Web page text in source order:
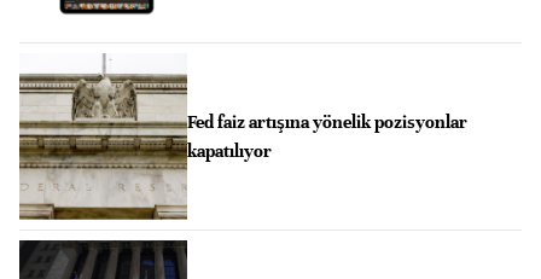
Fed faiz artışına yönelik pozisyonlar
kapatılıyor